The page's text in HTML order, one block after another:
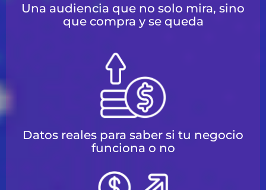
Una audiencia que no solo mira, sino
que compra y se queda
Datos reales para saber si tu negocio
funciona o no